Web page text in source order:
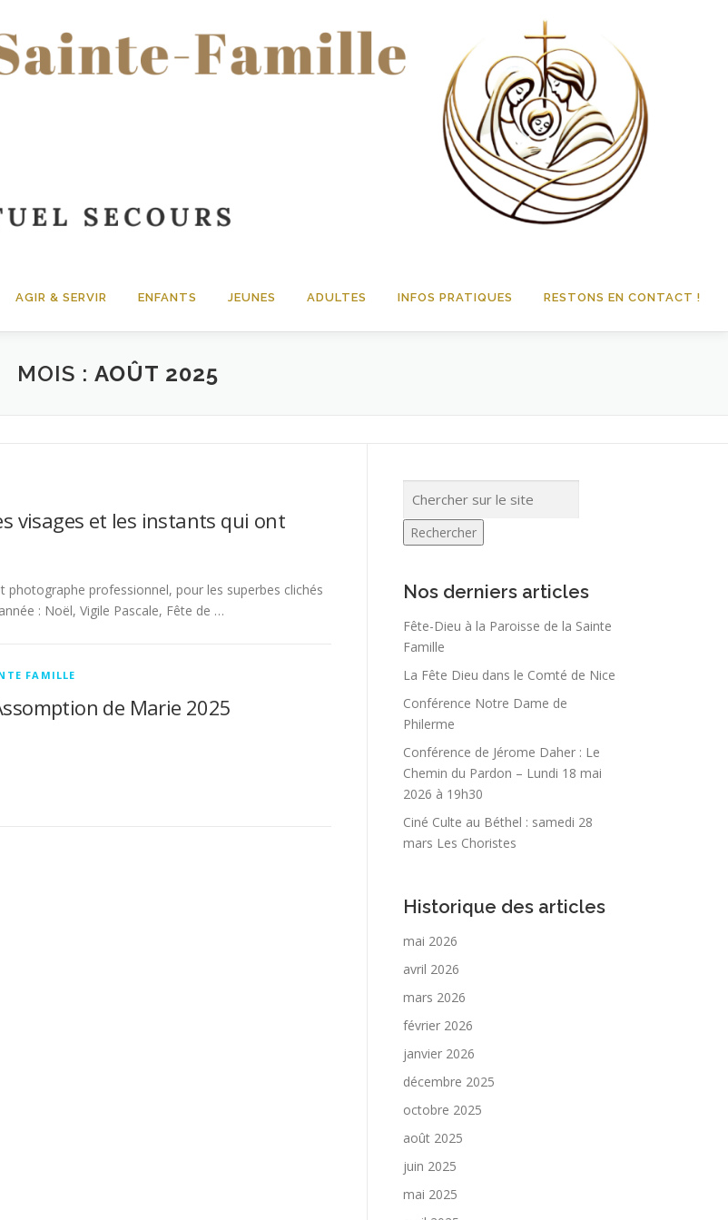
AGIR & SERVIR ENFANTS JEUNES ADULTES INFOS PRATIQUES RESTONS EN CONTACT !
MOIS : AOÛT 2025
visages et les instants qui ont
professionnel, pour les superbes clichés
: Noël, Vigile Pascale, Fête de …
FAMILLE
de Marie 2025
Rechercher
Nos derniers articles
Fête-Dieu à la Paroisse de la Sainte
Famille
La Fête Dieu dans le Comté de Nice
Conférence Notre Dame de
Philerme
Conférence de Jérome Daher : Le
Chemin du Pardon – Lundi 18 mai
2026 à 19h30
Ciné Culte au Béthel : samedi 28
mars Les Choristes
Historique des articles
mai 2026
avril 2026
mars 2026
février 2026
janvier 2026
décembre 2025
octobre 2025
août 2025
juin 2025
mai 2025